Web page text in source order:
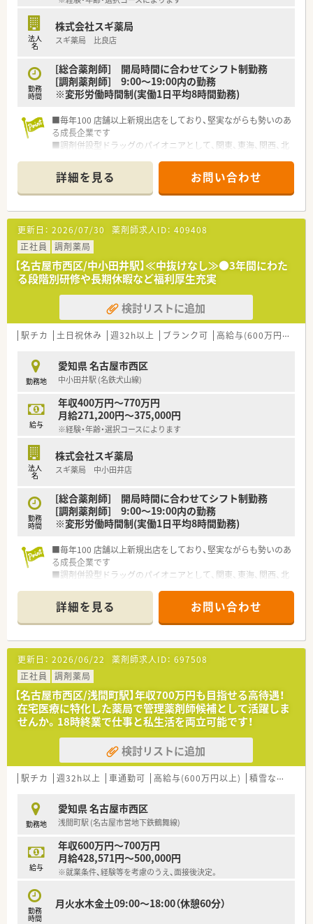
法人
名
株式会社スギ薬局
スギ薬局 比良店
勤務
時間
[総合薬剤師] 開局時間に合わせてシフト制勤務
[調剤薬剤師] 9:00～19:00内の勤務
※変形労働時間制(実働1日平均8時間勤務)
■毎年100 店舗以上新規出店をしており、堅実ながらも勢いのあ
る成長企業です
■調剤併設型ドラッグのパイオニアとして、関東、東海、関西、北
■研修制度は様々なプランがあり、集合研修だけでなく任意で受
講可能な研修も幅広く用意されています
■店舗で活躍する従業員、社外で活躍する従業員、将来経営幹部
となる従業員など、薬剤師として様々な活躍ができるフィールド
を用意されています
■総合薬剤師・調剤薬剤師（土日休み・19時までの勤務）どちらか
の働き方を選択できます
■調剤併設型だけでなく「医療モール・クリニック併設店舗」「敷
地内薬局」「訪問調剤特化型店舗」など様々な店舗を運営してい
ます
■在宅医療にも積極的取り組んでおり「訪問調剤特化型店舗」を
50店舗以上、無菌調剤室は業界最多の51店舗設置しています
■「プラチナくるみん認定企業」「健康経営優良法人2023（大規模
法人部門）認定」等を取得し一人ひとりが働きやすい環境が整備
■充実した研修制度、人事制度、評価制度、キャリア支援制度等
があるのも特徴です
詳細を見る お問い合わせ
更新日： 2026/07/30 薬剤師求人ID： 409408
正社員
調剤薬局
【名古屋市西区/中小田井駅】≪中抜けなし≫●3年間にわた
る段階別研修や長期休暇など福利厚生充実
検討リストに追加
駅チカ 土日祝休み 週32h以上 ブランク可 高給与(600万円以上)
勤務地
愛知県 名古屋市西区
中小田井駅 (名鉄犬山線)
給与
年収400万円～770万円
月給271,200円～375,000円
※経験・年齢・選択コースによります
法人
名
株式会社スギ薬局
スギ薬局 中小田井店
勤務
時間
[総合薬剤師] 開局時間に合わせてシフト制勤務
[調剤薬剤師] 9:00～19:00内の勤務
※変形労働時間制(実働1日平均8時間勤務)
■毎年100 店舗以上新規出店をしており、堅実ながらも勢いのあ
る成長企業です
■調剤併設型ドラッグのパイオニアとして、関東、東海、関西、北
■研修制度は様々なプランがあり、集合研修だけでなく任意で受
講可能な研修も幅広く用意されています
■店舗で活躍する従業員、社外で活躍する従業員、将来経営幹部
となる従業員など、薬剤師として様々な活躍ができるフィールド
を用意されています
■総合薬剤師・調剤薬剤師（土日休み・19時までの勤務）どちらか
の働き方を選択できます
■調剤併設型だけでなく「医療モール・クリニック併設店舗」「敷
地内薬局」「訪問調剤特化型店舗」など様々な店舗を運営してい
ます
■在宅医療にも積極的取り組んでおり「訪問調剤特化型店舗」を
50店舗以上、無菌調剤室は業界最多の51店舗設置しています
■「プラチナくるみん認定企業」「健康経営優良法人2023（大規模
法人部門）認定」等を取得し一人ひとりが働きやすい環境が整備
されています
があるのも特徴です
詳細を見る お問い合わせ
更新日： 2026/06/22 薬剤師求人ID： 697508
正社員
調剤薬局
【名古屋市西区/浅間町駅】年収700万円も目指せる高待遇！
在宅医療に特化した薬局で管理薬剤師候補として活躍しま
せんか。18時終業で仕事と私生活を両立可能です！
検討リストに追加
駅チカ 週32h以上 車通勤可 高給与(600万円以上) 積雪なし
勤務地
愛知県 名古屋市西区
浅間町駅 (名古屋市営地下鉄鶴舞線)
給与
年収600万円～700万円
月給428,571円～500,000円
※就業条件、経験等を考慮のうえ、面接後決定。
勤務
時間
月火水木金土09:00～18:00（休憩60分）